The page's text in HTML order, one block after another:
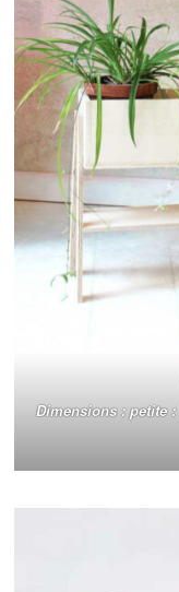
Dimensions : petite